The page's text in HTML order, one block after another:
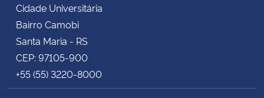
Cidade Universitária
Bairro Camobi
Santa Maria - RS
CEP: 97105-900
+55 (55) 3220-8000